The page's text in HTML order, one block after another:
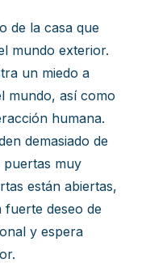
de la casa que
mundo exterior.
un miedo a
mundo, así como
humana.
demasiado de
puertas muy
están abiertas,
fuerte deseo de
y espera